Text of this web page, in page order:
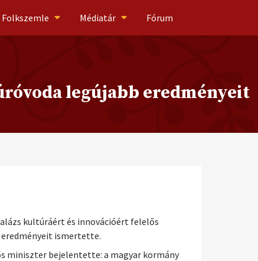
Folkszemle Médiatár Fórum
legújabb eredményeit
kultúráért és innovációért felelős
ismertette.
bejelentette: a magyar kormány